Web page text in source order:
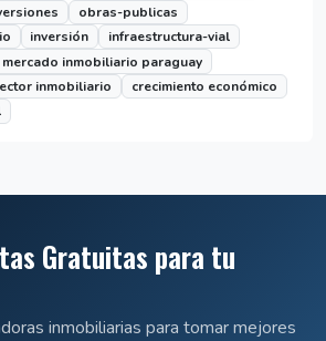
obras-publicas
inversión
infraestructura-vial
mercado inmobiliario paraguay
inmobiliario
crecimiento económico
Gratuitas para tu
inmobiliarias para tomar mejores